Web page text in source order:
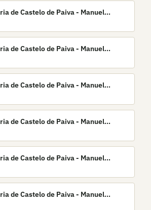
de Castelo de Paiva - Manuel
Lda.
de Castelo de Paiva - Manuel
& Filhos, Lda.
de Castelo de Paiva - Manuel
L.da
de Castelo de Paiva - Manuel
Lda.
de Castelo de Paiva - Manuel
& Filhos, Lda.
de Castelo de Paiva - Manuel